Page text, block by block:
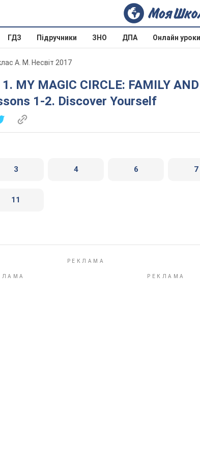
ГДЗ Підручники ЗНО ДПА Онлайн уроки
А. М. Несвіт 2017
1-2. Discover Yourself
3 4 6 7
11